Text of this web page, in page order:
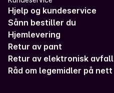
Hjelp og kundeservice
Sånn bestiller du
Hjemlevering
Retur av pant
Retur av elektronisk avfall
Råd om legemidler på nett